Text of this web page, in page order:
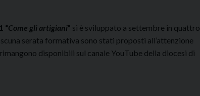
“Come gli artigiani” si è sviluppato a settembre in quattro
serata formativa sono stati proposti all’attenzione
disponibili sul canale YouTube della diocesi di